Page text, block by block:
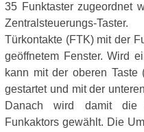
35 Funktaster zugeordnet
Zentralsteuerungs-
Türkontakte (FTK) mit der
geöffnetem Fenster. Wird
kann mit der oberen
gestartet und mit der
Danach wird damit die
Funkaktors gewählt. Die